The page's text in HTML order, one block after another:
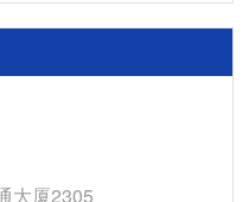
大厦2305